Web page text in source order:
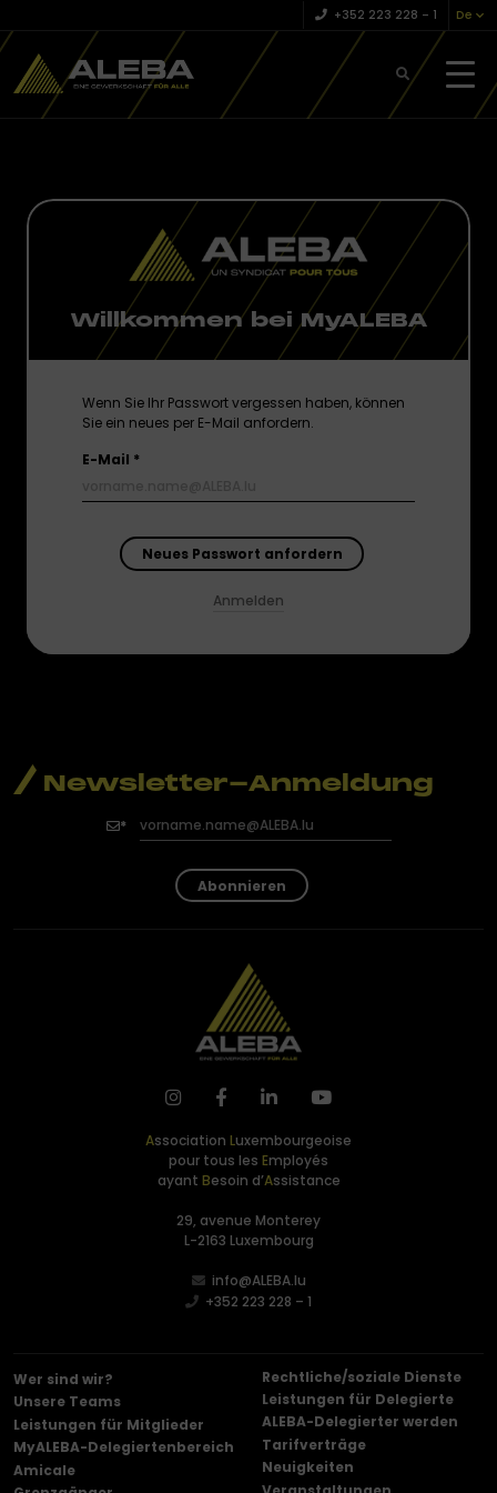
+352 223 228 – 1 De
Willkommen bei MyALEBA
Wenn Sie Ihr Passwort vergessen haben, können
Sie ein neues per E-Mail anfordern.
E-Mail
Anmelden
Newsletter-Anmeldung
Abonnieren
Association Luxembourgeoise
pour tous les Employés
ayant Besoin d’Assistance
29, avenue Monterey
L-2163 Luxembourg
info@ALEBA.lu
+352 223 228 – 1
Wer sind wir?
Unsere Teams
Leistungen für Mitglieder
MyALEBA-Delegiertenbereich
Amicale
Rechtliche/soziale Dienste
Leistungen für Delegierte
ALEBA-Delegierter werden
Tarifverträge
Neuigkeiten